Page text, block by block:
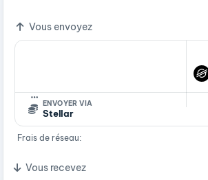
Vous envoyez
…
ENVOYER VIA
Stellar
Frais de réseau:
Vous recevez